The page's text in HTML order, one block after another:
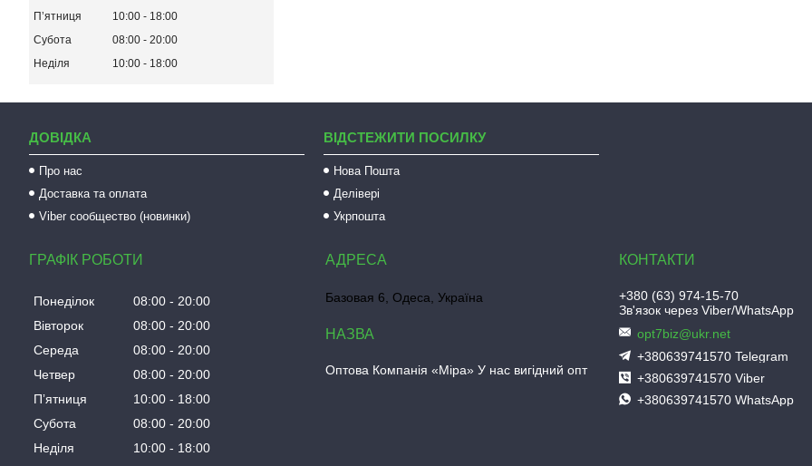
Пʼятниця
10:00
18:00
Субота
08:00
20:00
Неділя
10:00 18:00
ДОВІДКА
Про нас
Доставка та оплата
Viber сообщество (новинки)
ВІДСТЕЖИТИ ПОСИЛКУ
Нова Пошта
Делівері
Укрпошта
ГРАФІК РОБОТИ
Понеділок 08:00
20:00
Вівторок
08:00
20:00
Середа
08:00
20:00
Четвер
08:00
20:00
Пʼятниця
10:00
18:00
Субота
08:00
20:00
Неділя
10:00 18:00
Базовая 6, Одеса, Україна
Оптова Компанія «Міра» У нас вигідний опт
+380 (63) 974-15-70
Зв'язок через Viber/WhatsApp
opt7biz@ukr.net
+380639741570 Telegram
+380639741570 Viber
+380639741570 WhatsApp